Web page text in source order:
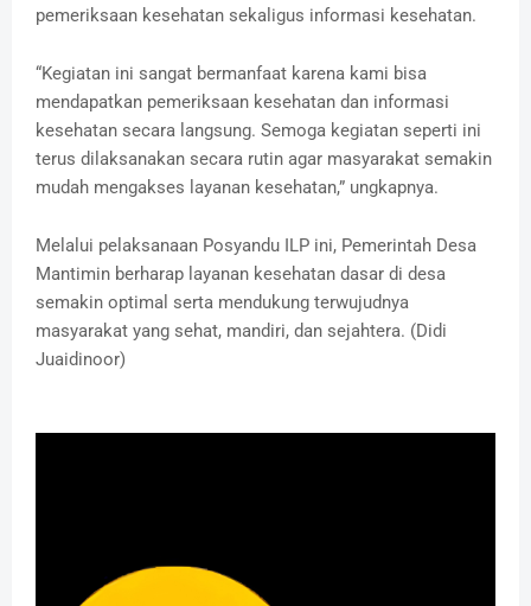
pemeriksaan kesehatan sekaligus informasi kesehatan.
“Kegiatan ini sangat bermanfaat karena kami bisa
mendapatkan pemeriksaan kesehatan dan informasi
kesehatan secara langsung. Semoga kegiatan seperti ini
terus dilaksanakan secara rutin agar masyarakat semakin
mudah mengakses layanan kesehatan,” ungkapnya.
Melalui pelaksanaan Posyandu ILP ini, Pemerintah Desa
Mantimin berharap layanan kesehatan dasar di desa
semakin optimal serta mendukung terwujudnya
masyarakat yang sehat, mandiri, dan sejahtera. (Didi
Juaidinoor)